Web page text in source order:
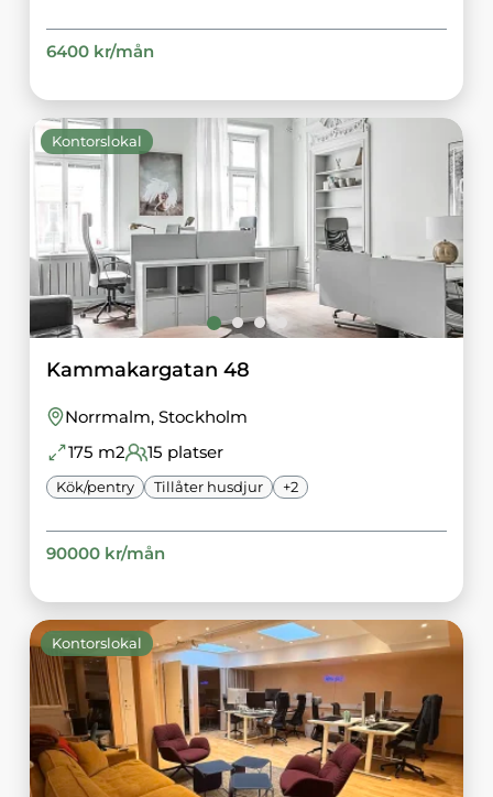
6400kr/mån
Kontorslokal
Kammakargatan 48
Norrmalm, Stockholm
175 m2 15 platser
Kök/pentry Tillåter husdjur +2
90000kr/mån
Kontorslokal